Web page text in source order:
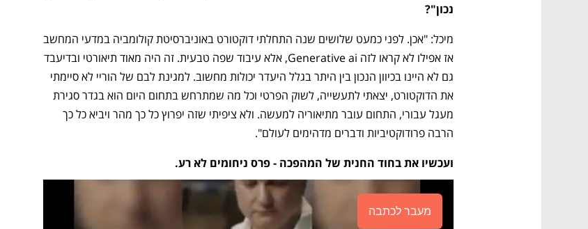
נכון"?
הרבה פרודוקטיביות ודברים מדהימים לעולם".
ועכשיו את בחוד החנית של המהפכה - פרס ניחומים לא רע.
מעבר לכתבה